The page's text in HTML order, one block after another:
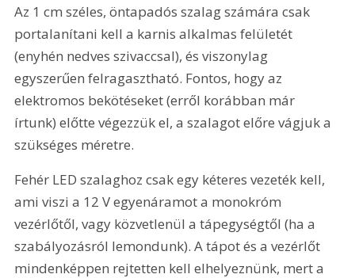
Az 1 cm széles, öntapadós szalag számára csak
portalanítani kell a karnis alkalmas felületét
(enyhén nedves szivaccsal), és viszonylag
egyszerűen felragasztható. Fontos, hogy az
elektromos bekötéseket (erről korábban már
írtunk) előtte végezzük el, a szalagot előre vágjuk a
szükséges méretre.
Fehér LED szalaghoz csak egy kéteres vezeték kell,
ami viszi a 12 V egyenáramot a monokróm
vezérlőtől, vagy közvetlenül a tápegységtől (ha a
szabályozásról lemondunk). A tápot és a vezérlőt
mindenképpen rejtetten kell elhelyeznünk, mert a